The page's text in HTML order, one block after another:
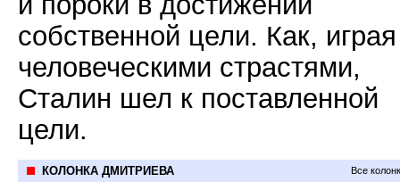
собственной цели. Как, играя
человеческими страстями,
Сталин шел к поставленной
цели.
КОЛОНКА ДМИТРИЕВА Все